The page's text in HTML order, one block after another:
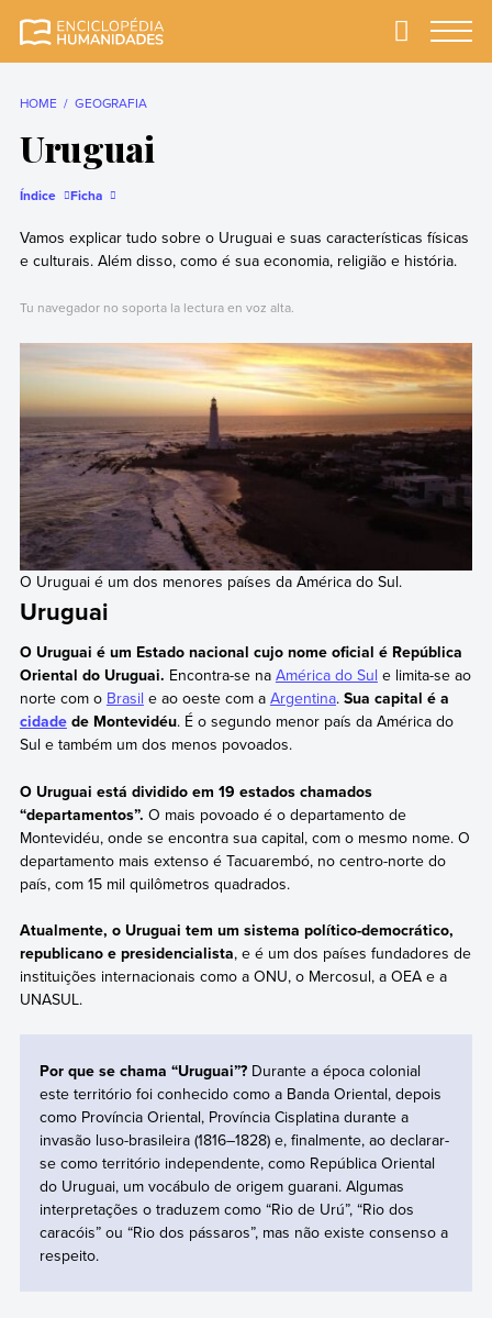
completa e mais
Primary
HOME GEOGRAFIA
Uruguai
Índice Ficha
Vamos explicar tudo sobre o Uruguai e suas características físicas
e culturais. Além disso, como é sua economia, religião e história.
Tu navegador no soporta la lectura en voz alta.
O Uruguai é um dos menores países da América do Sul.
Uruguai
O Uruguai é um Estado nacional cujo nome oficial é República
Oriental do Uruguai. Encontra-se na América do Sul e limita-se ao
norte com o Brasil e ao oeste com a Argentina. Sua capital é a
cidadede Montevidéu. É o segundo menor país da América do
Sul e também um dos menos povoados.
O Uruguai está dividido em 19 estados chamados
“departamentos”. O mais povoado é o departamento de
Montevidéu, onde se encontra sua capital, com o mesmo nome. O
departamento mais extenso é Tacuarembó, no centro-norte do
país, com 15 mil quilômetros quadrados.
Atualmente, o Uruguai tem um sistema político-democrático,
republicano e presidencialista, e é um dos países fundadores de
instituições internacionais como a ONU, o Mercosul, a OEA e a
UNASUL.
Por que se chama “Uruguai”? Durante a época colonial
este território foi conhecido como a Banda Oriental, depois
como Província Oriental, Província Cisplatina durante a
invasão luso-brasileira (1816–1828) e, finalmente, ao declarar-
se como território independente, como República Oriental
do Uruguai, um vocábulo de origem guarani. Algumas
interpretações o traduzem como “Rio de Urú”, “Rio dos
caracóis” ou “Rio dos pássaros”, mas não existe consenso a
respeito.